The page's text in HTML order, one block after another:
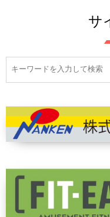
サ